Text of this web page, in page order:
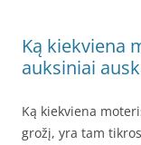
Ką kiekviena
auksiniai
Ką kiekviena
grožį, yra tam